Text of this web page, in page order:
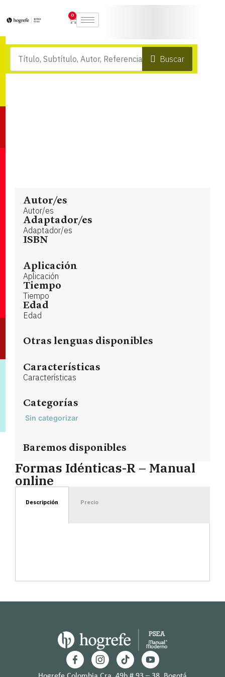
0
Buscar
Autor/es
Autor/es
Adaptador/es
Adaptador/es
ISBN
Aplicación
Aplicación
Tiempo
Tiempo
Edad
Edad
Otras lenguas disponibles
Características
Características
Categorías
Sin categorizar
Baremos disponibles
Formas Idénticas-R – Manual
online
Descripción Precio